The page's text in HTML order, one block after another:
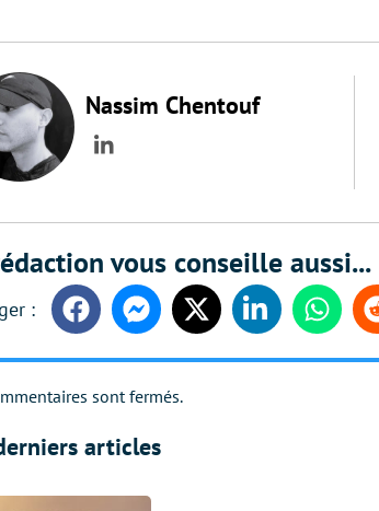
Nassim Chentouf
LinkedIn
vous conseille aussi...
FacebookMessengerTwitter Linkedin
sont fermés.
articles